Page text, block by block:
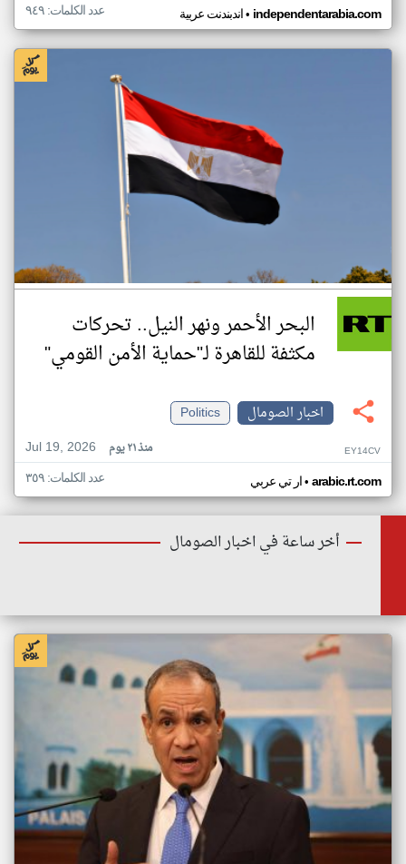
اندبندنت عربية• independentarabia.com عدد الكلمات: ٩٤٩
البحر الأحمر ونهر النيل.. تحركات
مكثفة للقاهرة لـ"حماية الأمن القومي"
اخبار الصومال
Politics
Jul 19, 2026
منذ ٢١ يوم EY14CV
ار تي عربي• arabic.rt.com عدد الكلمات: ٣٥٩
أخر ساعة في اخبار الصومال